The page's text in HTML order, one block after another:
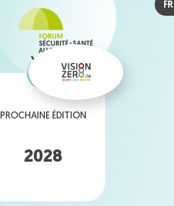
FR
PROCHAINE ÉDITION
2028